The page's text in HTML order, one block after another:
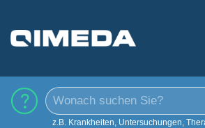
z.B. Krankheiten, Untersuchungen,